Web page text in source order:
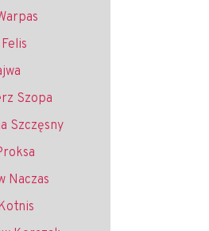
Szopa
Szczęsny
Naczas